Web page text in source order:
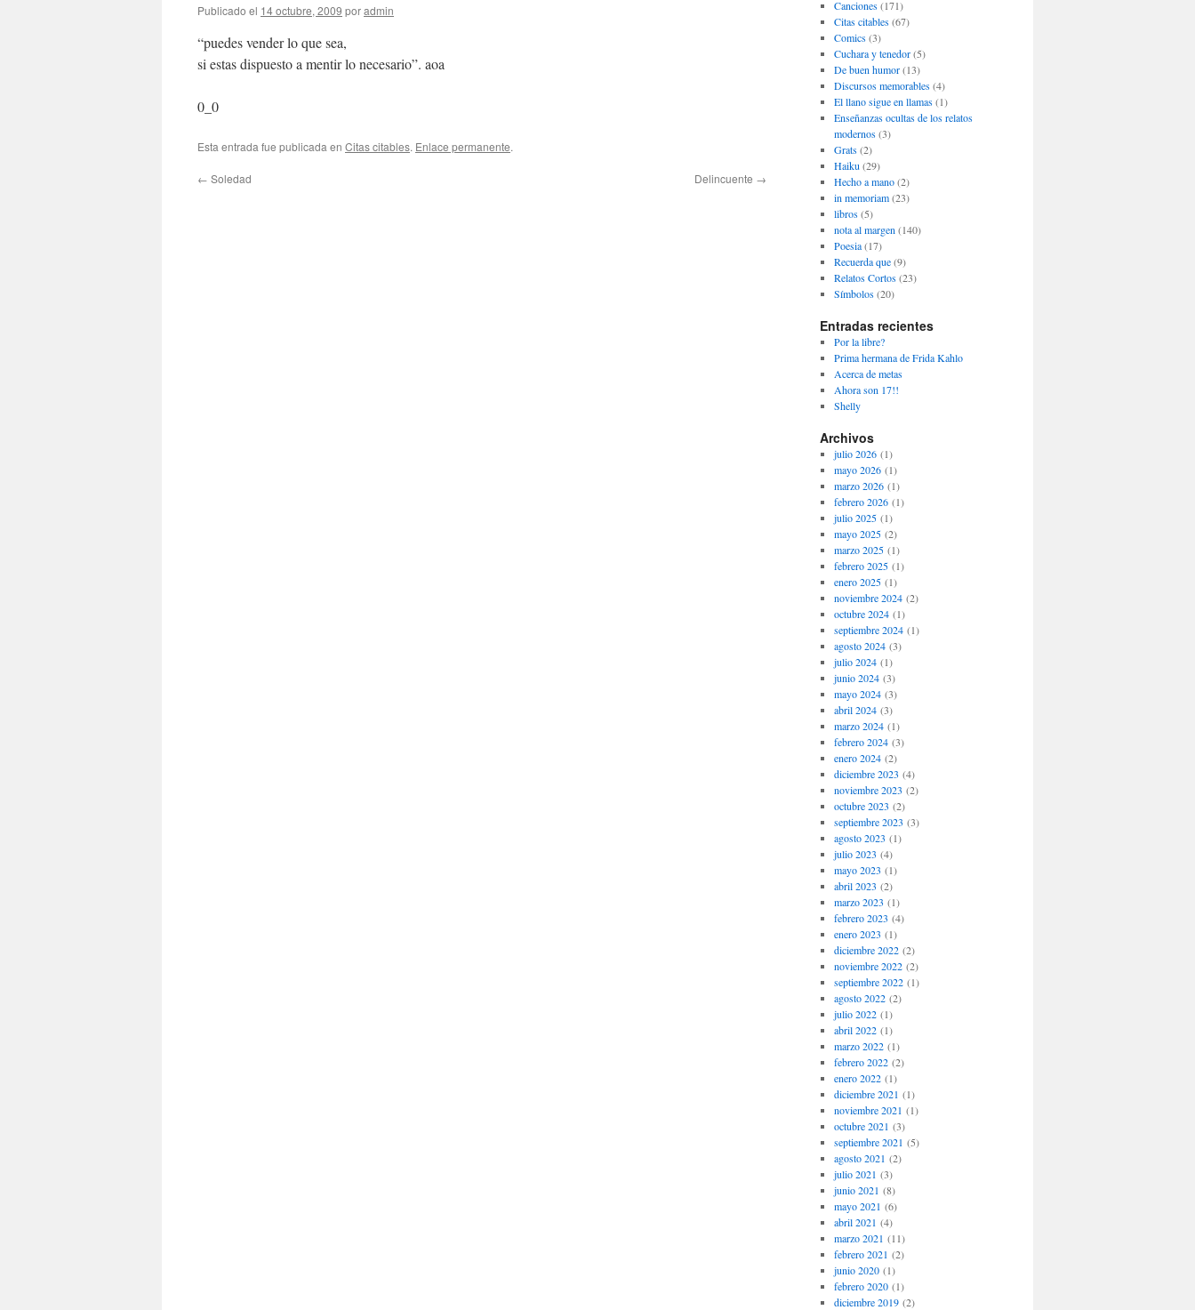
Publicado el 14 octubre, 2009 poradmin
“puedes vender lo que sea,
si estas dispuesto a mentir lo necesario”. aoa
0_0
Esta entrada fue publicada en Citas citables. Enlace permanente.
← Soledad Delincuente →
Canciones(171)
Citas citables(67)
Comics(3)
Cuchara y tenedor(5)
De buen humor(13)
Discursos memorables(4)
El llano sigue en llamas(1)
Enseñanzas ocultas de los relatos
modernos(3)
Grats(2)
Haiku (29)
Hecho a mano(2)
in memoriam(23)
libros(5)
nota al margen (140)
Poesia(17)
Recuerda que(9)
Relatos Cortos(23)
Símbolos(20)
Entradas recientes
Por la libre?
Prima hermana de Frida Kahlo
Acerca de metas
Ahora son 17!!
Shelly
Archivos
julio 2026(1)
mayo 2026(1)
marzo 2026(1)
febrero 2026(1)
julio 2025(1)
mayo 2025(2)
marzo 2025(1)
febrero 2025(1)
enero 2025(1)
noviembre 2024(2)
octubre 2024(1)
septiembre 2024(1)
agosto 2024(3)
julio 2024(1)
junio 2024(3)
mayo 2024(3)
abril 2024(3)
marzo 2024(1)
febrero 2024(3)
enero 2024(2)
diciembre 2023 (4)
noviembre 2023 (2)
octubre 2023 (2)
septiembre 2023 (3)
agosto 2023 (1)
julio 2023 (4)
mayo 2023 (1)
abril 2023 (2)
marzo 2023 (1)
febrero 2023 (4)
enero 2023 (1)
diciembre 2022(2)
noviembre 2022(2)
septiembre 2022(1)
agosto 2022(2)
julio 2022(1)
abril 2022(1)
marzo 2022(1)
febrero 2022(2)
enero 2022(1)
diciembre 2021 (1)
noviembre 2021 (1)
octubre 2021 (3)
septiembre 2021 (5)
agosto 2021 (2)
julio 2021 (3)
junio 2021 (8)
mayo 2021 (6)
abril 2021 (4)
marzo 2021 (11)
febrero 2021 (2)
junio 2020(1)
febrero 2020(1)
diciembre 2019(2)